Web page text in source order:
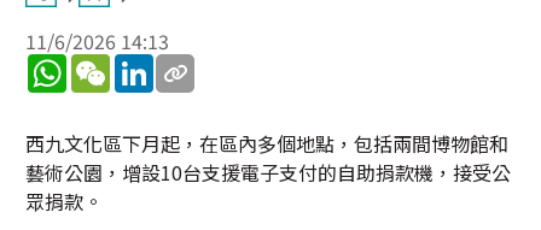
11/6/2026 14:13
WhatsApp
WeChatLinkedIn
西九文化區下月起，在區內多個地點，包括兩間博物館和
藝術公園，增設10台支援電子支付的自助捐款機，接受公
眾捐款。